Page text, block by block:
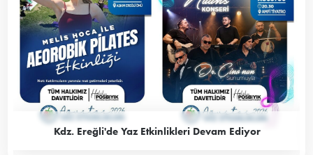
Kdz. Ereğli'de Yaz Etkinlikleri Devam Ediyor